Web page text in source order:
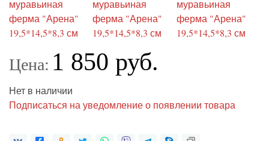
Цена: 1 850 руб.
Нет в наличии
Подписаться на уведомление о появлении товара